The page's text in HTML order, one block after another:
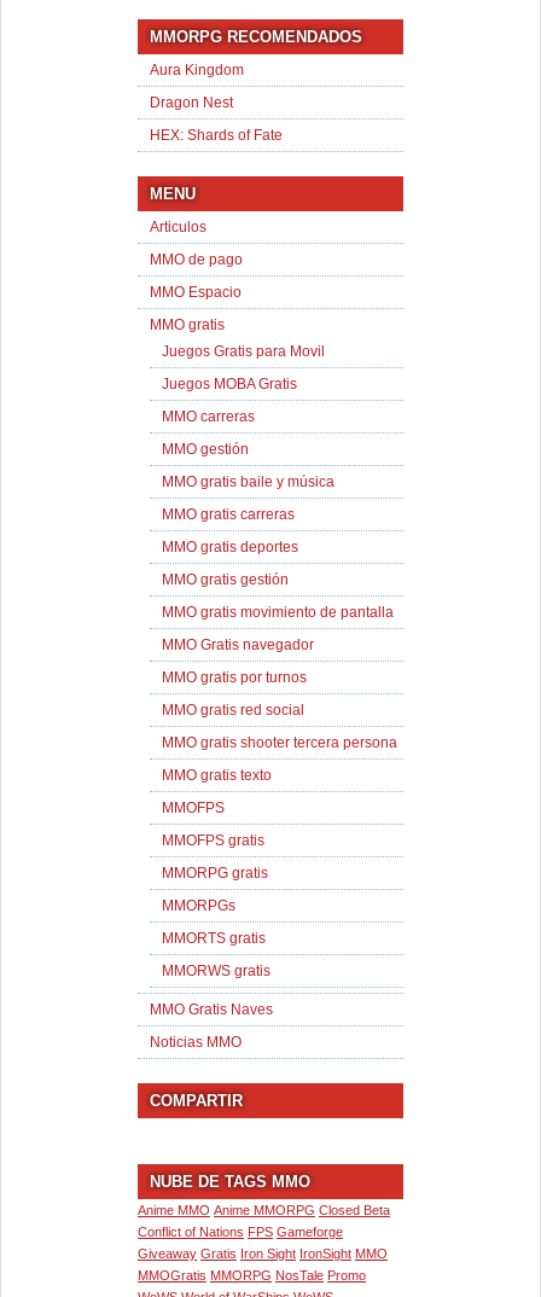
MMORPG RECOMENDADOS
Aura Kingdom
Dragon Nest
HEX: Shards of Fate
MENU
Articulos
MMO de pago
MMO Espacio
MMO gratis
Juegos Gratis para Movil
Juegos MOBA Gratis
MMO carreras
MMO gestión
MMO gratis baile y música
MMO gratis carreras
MMO gratis deportes
MMO gratis gestión
MMO gratis movimiento de pantalla
MMO Gratis navegador
MMO gratis por turnos
MMO gratis red social
MMO gratis shooter tercera persona
MMO gratis texto
MMOFPS
MMOFPS gratis
MMORPG gratis
MMORPGs
MMORTS gratis
MMORWS gratis
MMO Gratis Naves
Noticias MMO
COMPARTIR
NUBE DE TAGS MMO
Anime MMO Anime MMORPG Closed Beta
Conflict of Nations FPS Gameforge
Giveaway Gratis Iron Sight IronSight MMO
MMOGratis MMORPG NosTale Promo